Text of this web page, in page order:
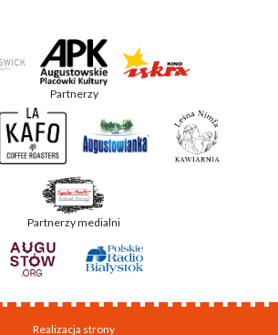
Partnerzy
Partnerzy medialni
Realizacja strony